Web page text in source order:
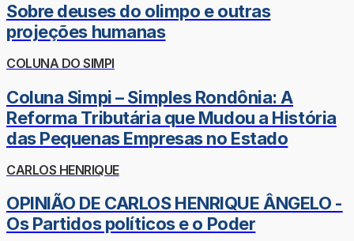
Sobre deuses do olimpo e outras
projeções humanas
COLUNA DO SIMPI
Coluna Simpi – Simples Rondônia: A
Reforma Tributária que Mudou a História
das Pequenas Empresas no Estado
CARLOS HENRIQUE
OPINIÃO DE CARLOS HENRIQUE ÂNGELO -
Os Partidos políticos e o Poder